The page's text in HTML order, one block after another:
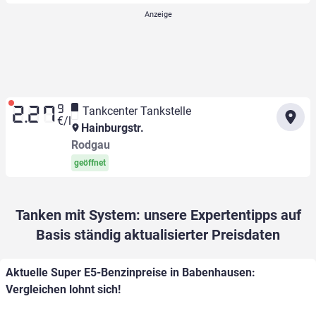
2.27 9
€/l
Tankcenter Tankstelle
Hainburgstr.
Rodgau
geöffnet
Tanken mit System: unsere Expertentipps auf
Basis ständig aktualisierter Preisdaten
Aktuelle Super E5-Benzinpreise in Babenhausen:
Vergleichen lohnt sich!